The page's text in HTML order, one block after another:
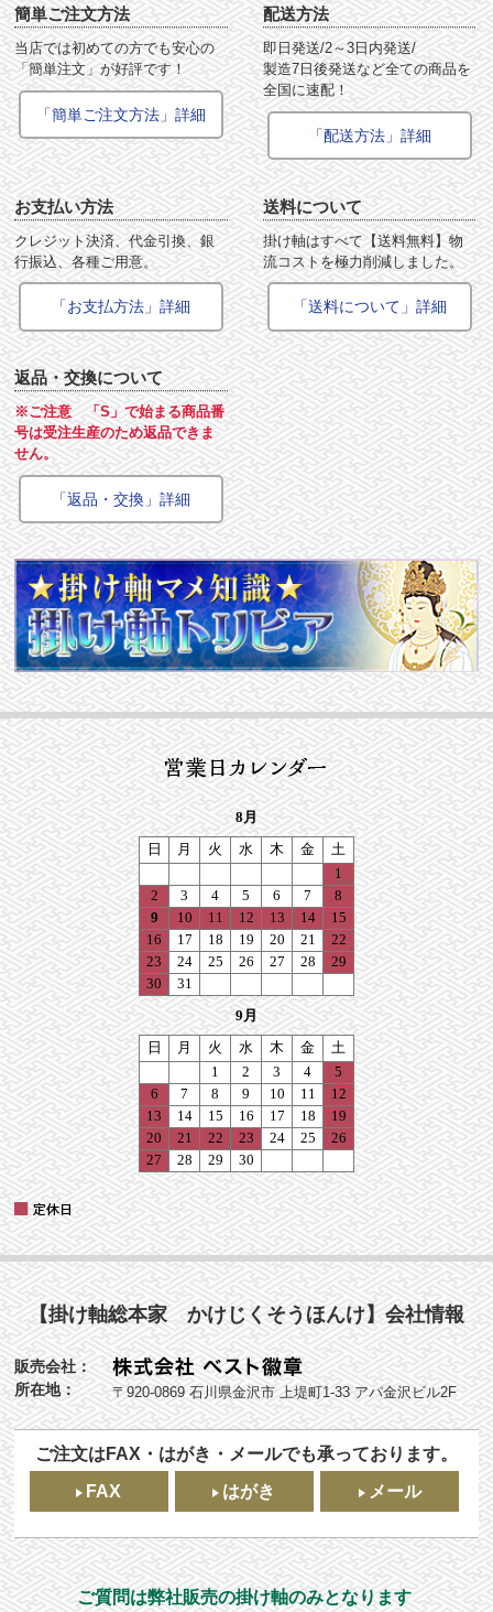
簡単ご注文方法
当店では初めての方でも安心の
「簡単注文」が好評です！
「簡単ご注文方法」詳細
配送方法
即日発送/2～3日内発送/
製造7日後発送など全ての商品を
全国に速配！
「配送方法」詳細
お支払い方法
クレジット決済、代金引換、銀
行振込、各種ご用意。
「お支払方法」詳細
送料について
掛け軸はすべて【送料無料】物
流コストを極力削減しました。
「送料について」詳細
返品・交換について
※ご注意 「S」で始まる商品番
号は受注生産のため返品できま
せん。
「返品・交換」詳細
【掛け軸総本家 かけじくそうほんけ】会社情報
販売会社：
所在地：
〒920-0869 石川県金沢市 上堤町1-33 アパ金沢ビル2F
ご注文はFAX・はがき・メールでも承っております。
FAX
はがき メール
ご質問は弊社販売の掛け軸のみとなります